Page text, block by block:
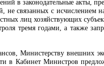
в законодательные акты,
связанных с исчислением
лиц хозяйствующих
тремя годами, а также
Министерству внешних
в Кабинет Министров